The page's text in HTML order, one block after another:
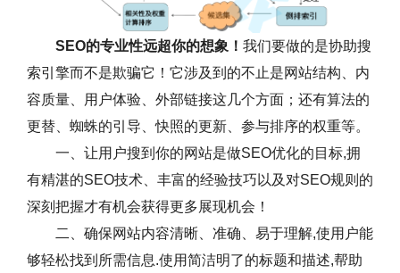
SEO的专业性远超你的想象！ 我们要做的是协助搜
索引擎而不是欺骗它！它涉及到的不止是网站结构、内
容质量、用户体验、外部链接这几个方面；还有算法的
更替、蜘蛛的引导、快照的更新、参与排序的权重等。
一、让用户搜到你的网站是做SEO优化的目标,拥
有精湛的SEO技术、丰富的经验技巧以及对SEO规则的
深刻把握才有机会获得更多展现机会！
二、确保网站内容清晰、准确、易于理解,使用户能
够轻松找到所需信息.使用简洁明了的标题和描述,帮助